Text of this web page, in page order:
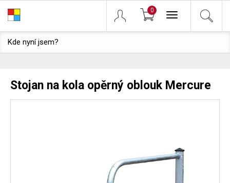
0
Toggle
Kde nyní jsem?
Stojan na kola opěrný oblouk Mercure